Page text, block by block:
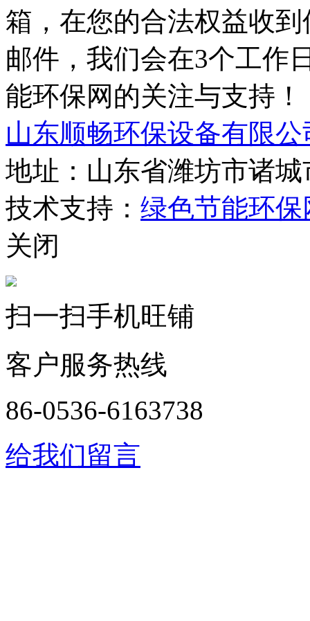
箱，在您的合法权益收
邮件，我们会在3个工作
能环保网的关注与支持！
山东顺畅环保设备有限公
地址：山东省潍坊市诸
技术支持： 绿色节能环保
关闭
扫一扫手机旺铺
客户服务热线
86-0536-6163738
给我们留言